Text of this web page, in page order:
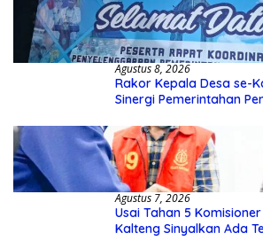
Agustus 8, 2026
Rakor Kepala Desa se-
Sinergi Pemerintahan
Agustus 7, 2026
Usai Tahan 5
Kalteng Sinyalkan Ada